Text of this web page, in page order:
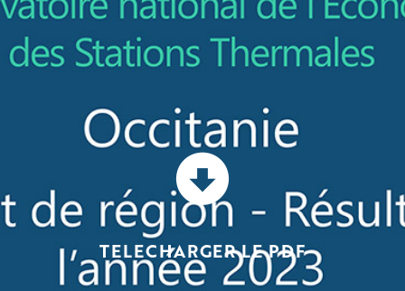
TELECHARGER LE PDF